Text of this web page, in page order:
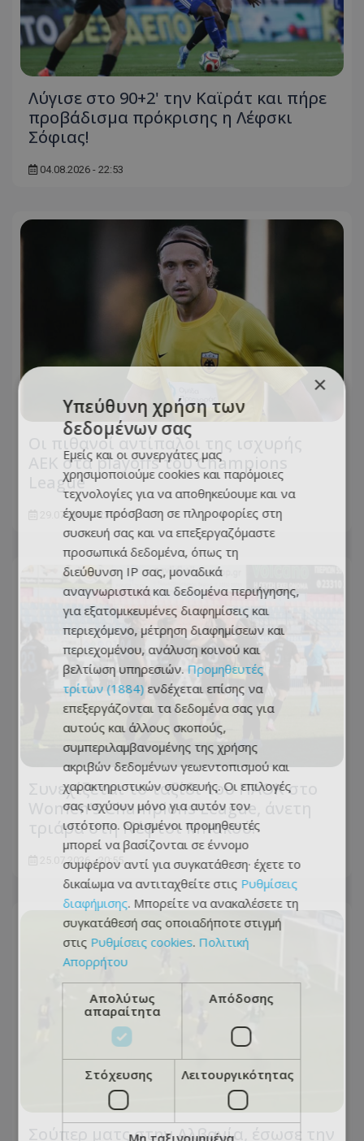
Λύγισε στο 90+2' την Καϊράτ και πήρε
προβάδισμα πρόκρισης η Λέφσκι
Σόφιας!
04.08.2026 - 22:53
Οι πιθανοί αντίπαλοι της ισχυρής
ΑΕΚ στα playoffs του Champions
League
29.07.2026 - 23:04
Συνεχίζεται το ταξίδι του ΠΑΟΚ στο
Women’s Champions League, άνετη
τριάρα στη Νέφτσι Μπακού!
25.07.2026 - 20:55
Σούπερ ματς στην Αλβανία, έσωσε την
×
Υπεύθυνη χρήση των
δεδομένων σας
Εμείς και οι συνεργάτες μας
χρησιμοποιούμε cookies και παρόμοιες
τεχνολογίες για να αποθηκεύουμε και να
έχουμε πρόσβαση σε πληροφορίες στη
συσκευή σας και να επεξεργαζόμαστε
προσωπικά δεδομένα, όπως τη
διεύθυνση IP σας, μοναδικά
αναγνωριστικά και δεδομένα περιήγησης,
για εξατομικευμένες διαφημίσεις και
περιεχόμενο, μέτρηση διαφημίσεων και
περιεχομένου, ανάλυση κοινού και
βελτίωση υπηρεσιών. Προμηθευτές
τρίτων (1884) ενδέχεται επίσης να
επεξεργάζονται τα δεδομένα σας για
αυτούς και άλλους σκοπούς,
συμπεριλαμβανομένης της χρήσης
ακριβών δεδομένων γεωεντοπισμού και
χαρακτηριστικών συσκευής. Οι επιλογές
σας ισχύουν μόνο για αυτόν τον
ιστότοπο. Ορισμένοι προμηθευτές
μπορεί να βασίζονται σε έννομο
συμφέρον αντί για συγκατάθεση· έχετε το
δικαίωμα να αντιταχθείτε στις Ρυθμίσεις
διαφήμισης. Μπορείτε να ανακαλέσετε τη
συγκατάθεσή σας οποιαδήποτε στιγμή
στις Ρυθμίσεις cookies. Πολιτική
Απορρήτου
Απολύτως
απαραίτητα
Απόδοσης
Στόχευσης Λειτουργικότητας
Μη ταξινομημένα